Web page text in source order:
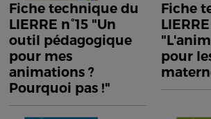
Fiche technique du
LIERRE n°15 "Un
outil pédagogique
pour mes
animations ?
Pourquoi pas !"
Fiche
pour